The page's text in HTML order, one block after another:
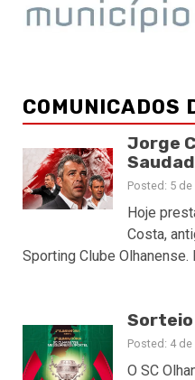
COMUNICADOS
Jorge
Posted: 5
Hoje
Costa,
Sporting Clube Olhanense.
Sorteio
Posted: 4
O SC